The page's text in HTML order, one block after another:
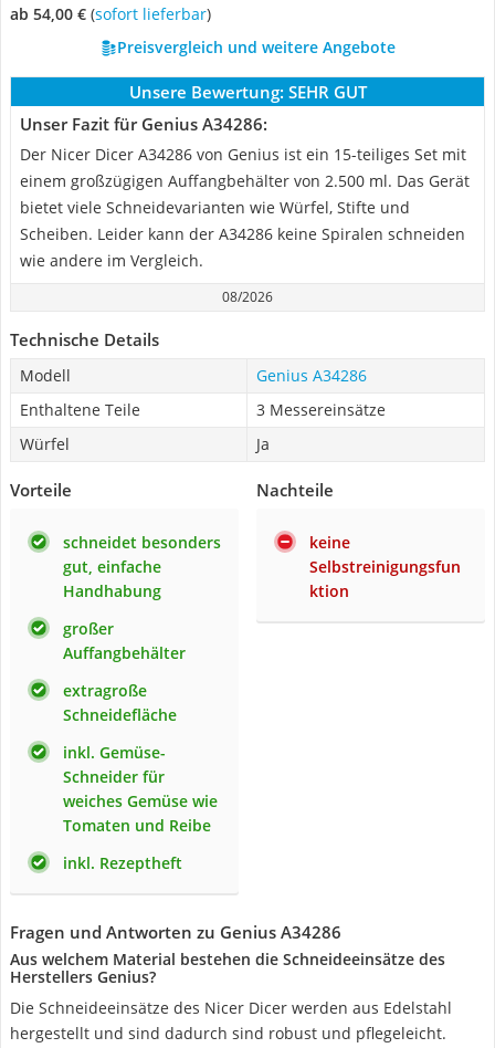
ab 54,00 € ( Sofort lieferbar)
Preisvergleich und weitere Angebote
Unsere Bewertung: SEHR GUT
Unser Fazit für Genius A34286:
Der Nicer Dicer A34286 von Genius ist ein 15-teiliges Set mit
einem großzügigen Auffangbehälter von 2.500 ml. Das Gerät
bietet viele Schneidevarianten wie Würfel, Stifte und
Scheiben. Leider kann der A34286 keine Spiralen schneiden
wie andere im Vergleich.
08/2026
Technische Details
Modell
Genius A34286
Enthaltene Teile
3 Messereinsätze
Würfel
Ja
Vorteile
schneidet besonders
gut, einfache
Handhabung
großer
Auffangbehälter
extragroße
Schneidefläche
inkl. Gemüse-
Schneider für
weiches Gemüse wie
Tomaten und Reibe
inkl. Rezeptheft
Nachteile
keine
Selbstreinigungsfun
ktion
Fragen und Antworten zu Genius A34286
Aus welchem Material bestehen die Schneideeinsätze des
Herstellers Genius?
Die Schneideeinsätze des Nicer Dicer werden aus Edelstahl
hergestellt und sind dadurch sind robust und pflegeleicht.